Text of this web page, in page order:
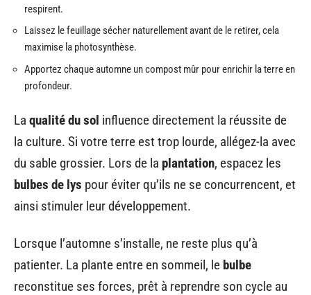
respirent.
Laissez le feuillage sécher naturellement avant de le retirer, cela
maximise la photosynthèse.
Apportez chaque automne un compost mûr pour enrichir la terre en
profondeur.
La qualité du sol influence directement la réussite de
la culture. Si votre terre est trop lourde, allégez-la avec
du sable grossier. Lors de la plantation, espacez les
bulbes de lys pour éviter qu’ils ne se concurrencent, et
ainsi stimuler leur développement.
Lorsque l’automne s’installe, ne reste plus qu’à
patienter. La plante entre en sommeil, le bulbe
reconstitue ses forces, prêt à reprendre son cycle au